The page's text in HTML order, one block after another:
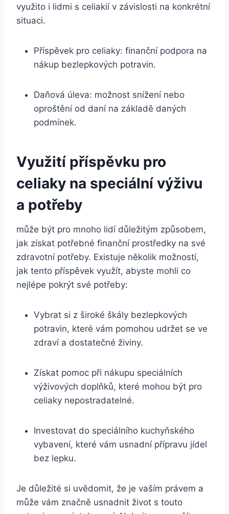
využito i lidmi s celiakií v závislosti na konkrétní
situaci.
Příspěvek pro celiaky: finanční podpora na
nákup bezlepkových potravin.
Daňová úleva: možnost snížení nebo
oproštění od daní na základě daných
podmínek.
Využití příspěvku pro
celiaky na speciální výživu
a potřeby
může být pro mnoho lidí důležitým způsobem,
jak získat potřebné finanční prostředky na své
zdravotní potřeby. Existuje několik možností,
jak tento příspěvek využít, abyste mohli co
nejlépe pokrýt své potřeby:
Vybrat si z široké škály bezlepkových
potravin, které vám pomohou udržet se ve
zdraví a dostatečné živiny.
Získat pomoc při nákupu speciálních
výživových doplňků, které mohou být pro
celiaky nepostradatelné.
Investovat do speciálního kuchyňského
vybavení, které vám usnadní přípravu jídel
bez lepku.
Je důležité si uvědomit, že je vaším právem a
může vám značně usnadnit život s touto